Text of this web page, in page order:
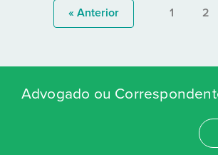
« Anterior 1 2
Advogado ou